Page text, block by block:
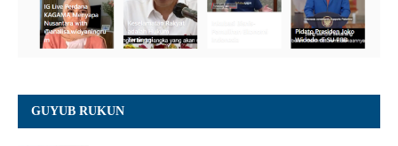
GUYUB RUKUN